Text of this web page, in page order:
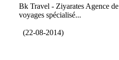
Bk Travel - Ziyarates Agence de
voyages spécialisé...
(22-08-2014)